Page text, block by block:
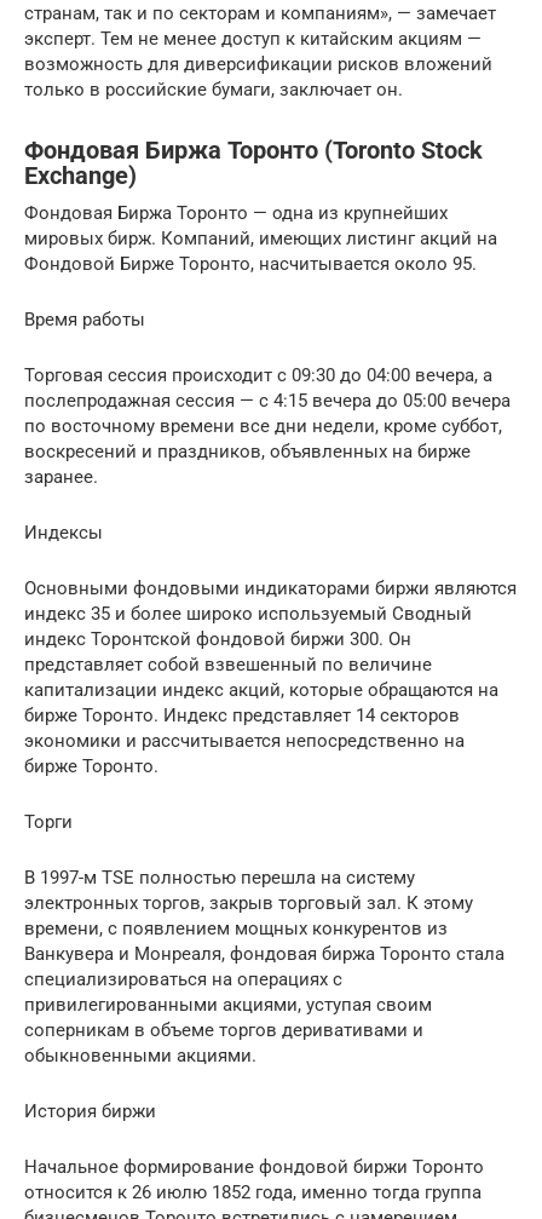
странам, так и по секторам и компаниям», — замечает
эксперт. Тем не менее доступ к китайским акциям —
возможность для диверсификации рисков вложений
только в российские бумаги, заключает он.
Фондовая Биржа Торонто (Toronto Stock
Exchange)
Фондовая Биржа Торонто — одна из крупнейших
мировых бирж. Компаний, имеющих листинг акций на
Фондовой Бирже Торонто, насчитывается около 95.
Время работы
Торговая сессия происходит с 09:30 до 04:00 вечера, а
послепродажная сессия — с 4:15 вечера до 05:00 вечера
по восточному времени все дни недели, кроме суббот,
воскресений и праздников, объявленных на бирже
заранее.
Индексы
Основными фондовыми индикаторами биржи являются
индекс 35 и более широко используемый Сводный
индекс Торонтской фондовой биржи 300. Он
представляет собой взвешенный по величине
капитализации индекс акций, которые обращаются на
бирже Торонто. Индекс представляет 14 секторов
экономики и рассчитывается непосредственно на
бирже Торонто.
Торги
В 1997-м TSE полностью перешла на систему
электронных торгов, закрыв торговый зал. К этому
времени, с появлением мощных конкурентов из
Ванкувера и Монреаля, фондовая биржа Торонто стала
специализироваться на операциях с
привилегированными акциями, уступая своим
соперникам в объеме торгов деривативами и
обыкновенными акциями.
История биржи
Начальное формирование фондовой биржи Торонто
относится к 26 июлю 1852 года, именно тогда группа